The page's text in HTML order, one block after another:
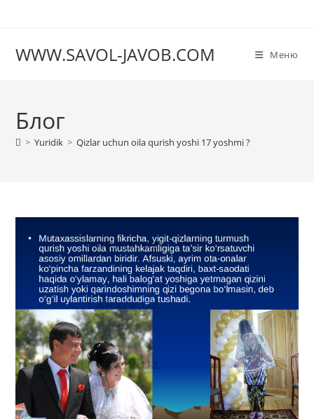
WWW.SAVOL-JAVOB.COM Меню
Блог
> Yuridik > Qizlar uchun oila qurish yoshi 17 yoshmi ?